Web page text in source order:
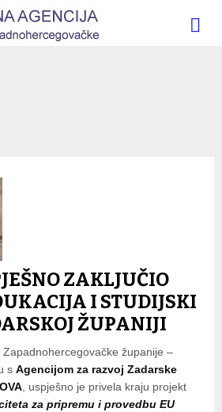
ZAKLJUČIO
I STUDIJSKI
ŽUPANIJI
županije –
s Agencijom za razvoj Zadarske
, uspješno je privela kraju projekt
za pripremu i provedbu EU